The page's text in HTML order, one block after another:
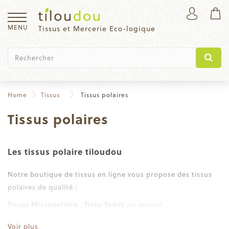
Tissus et Mercerie Eco-logique
MENU
Home Tissus Tissus polaires
Tissus polaires
Les tissus polaire tiloudou
Notre boutique de tissus en ligne vous propose des tissus
polaires de qualité :
Tissus Micropolaire
Tissu Teddy
Tissu technique.
Voir plus